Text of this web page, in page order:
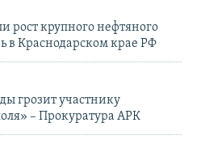
рост крупного нефтяного
в Краснодарском крае РФ
грозит участнику
– Прокуратура АРК